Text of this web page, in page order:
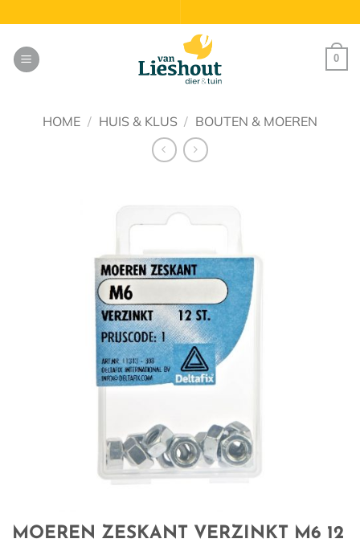
naar
inhoud
0
HOME / HUIS & KLUS / BOUTEN & MOEREN
MOEREN ZESKANT VERZINKT M6 12